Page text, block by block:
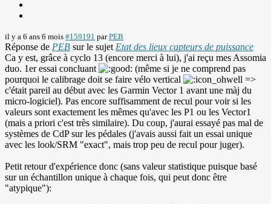
il y a 6 ans 6 mois #159191 parPEB
Réponse de PEB sur le sujet Etat des lieux capteurs de puissance
Ca y est, grâce à cyclo 13 (encore merci à lui), j'ai reçu mes Assomia
duo. 1er essai concluant
(même si je ne comprend pas
pourquoi le calibrage doit se faire vélo vertical
=>
c'était pareil au début avec les Garmin Vector 1 avant une màj du
micro-logiciel). Pas encore suffisamment de recul pour voir si les
valeurs sont exactement les mêmes qu'avec les P1 ou les Vector1
(mais a priori c'est très similaire). Du coup, j'aurai essayé pas mal de
systèmes de CdP sur les pédales (j'avais aussi fait un essai unique
avec les look/SRM "exact", mais trop peu de recul pour juger).
Petit retour d'expérience donc (sans valeur statistique puisque basé
sur un échantillon unique à chaque fois, qui peut donc être
"atypique"):